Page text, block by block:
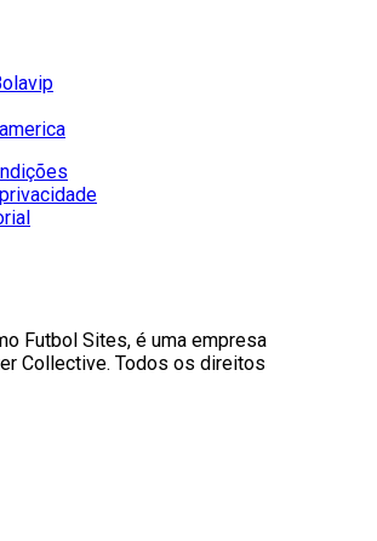
Futbol Sites, é uma empresa
Collective. Todos os direitos